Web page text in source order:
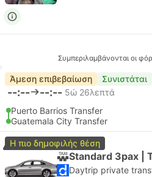
Συμπεριλαμβάνονται οι
Άμεση επιβεβαίωση Συνιστάται
--:-- --:-- 5ώ 26λεπτά
Puerto Barrios Transfer
Guatemala City Transfer
Η πιο δημοφιλής θέση
Standard 3pax |